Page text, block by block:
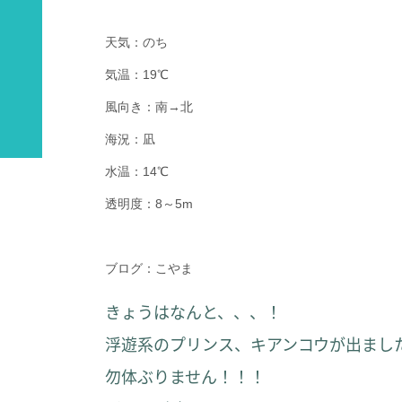
天気：のち
気温：19℃
風向き：南→北
海況：凪
水温：14℃
透明度：8～5m
ブログ：こやま
きょうはなんと、、、！
浮遊系のプリンス、キアンコウが出まし
勿体ぶりません！！！